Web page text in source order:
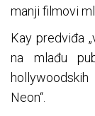
manji filmovi
Kay predviđa
na mlađu
Neon“.